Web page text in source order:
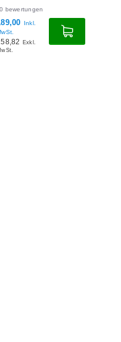
0 bewertungen
Inkl.
Exkl.